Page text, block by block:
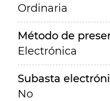
Ordinaria
Método de
Electrónica
Subasta
No